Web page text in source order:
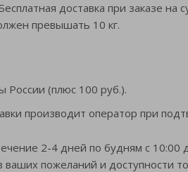
доставка при заказе на
превышать 10 кг.
России (плюс 100 руб.).
производит оператор при
2-4 дней по будням с 10:00
пожеланий и доступности